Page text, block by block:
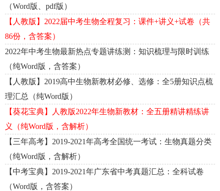
（Word版、pdf版）
【人教版】2022届中考生物全程复习：课件+讲义+试卷（共
86份，含答案）
2022年中考生物最新热点专题讲练测：知识梳理与限时训练
（纯Word版，含答案）
【人教版】2019高中生物新教材必修、选修：全5册知识点梳
理汇总（纯Word版）
【葵花宝典】人教版2022年生物新教材：全五册精讲精练讲
义（纯Word版，含解析）
【三年高考】2019-2021年高考全国统一考试：生物真题分类
（纯Word版，含解析）
【中考宝典】2019-2021年广东省中考真题汇总：全科试卷
（Word版，含答案）